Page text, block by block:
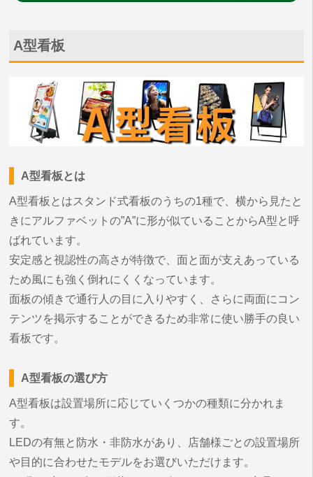
A型看板
A型看板とは
A型看板とはスタンド式看板のうちの1種で、横から見たと
きにアルファベットの”A”に形が似ていることからA型と呼
ばれています。
安定感と視認性の高さが特徴で、面と面が支えあっている
ため風にも強く倒れにくくなっています。
面板の傾きで通行人の目に入りやすく、さらに両面にコン
テンツを掲示することができるため非常に使い勝手の良い
看板です。
A型看板の選び方
A型看板は設置場所に応じていくつかの種類に分かれま
す。
LEDの有無と防水・非防水があり、店舗様ごとの設置場所
や目的に合わせたモデルをお選びいただけます。